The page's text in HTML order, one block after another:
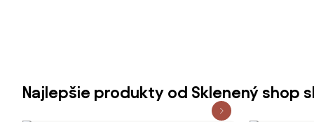
Najlepšie produkty od Sklenený shop